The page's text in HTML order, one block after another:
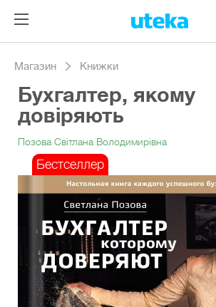
Магазин Книжки
Бухгалтер, якому
довіряють
Позова Світлана Володимирівна
Бестселлер